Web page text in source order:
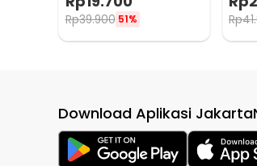
MT-04
Rp39.900 51% Rp
Download Aplikasi